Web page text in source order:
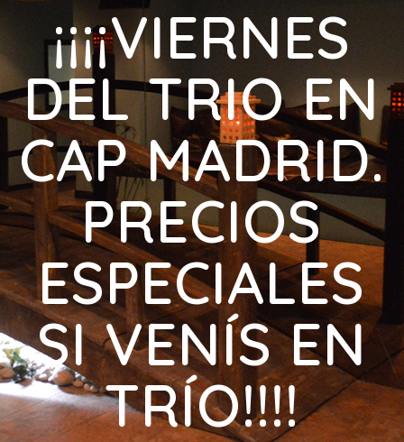
¡¡¡¡VIERNES
DEL TRIO EN
CAP MADRID.
PRECIOS
ESPECIALES
SI VENÍS EN
TRÍO!!!!